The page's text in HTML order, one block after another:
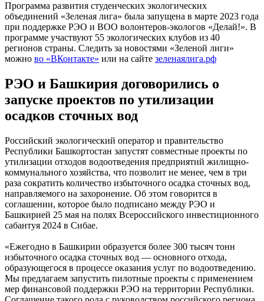
Программа развития студенческих экологических
объединений «Зеленая лига» была запущена в марте 2023 года
при поддержке РЭО и ВОО волонтеров-экологов «Делай!». В
программе участвуют 55 экологических клубов из 40
регионов страны. Следить за новостями «Зеленой лиги»
можно во «ВКонтакте» или на сайте зеленаялига.рф
РЭО и Башкирия договорились о
запуске проектов по утилизации
осадков сточных вод
Российский экологический оператор и правительство
Республики Башкортостан запустят совместные проекты по
утилизации отходов водоотведения предприятий жилищно-
коммунального хозяйства, что позволит не менее, чем в три
раза сократить количество избыточного осадка сточных вод,
направляемого на захоронение. Об этом говорится в
соглашении, которое было подписано между РЭО и
Башкирией 25 мая на полях Всероссийского инвестиционного
сабантуя 2024 в Сибае.
«Ежегодно в Башкирии образуется более 300 тысяч тонн
избыточного осадка сточных вод — основного отхода,
образующегося в процессе оказания услуг по водоотведению.
Мы предлагаем запустить пилотные проекты с применением
мер финансовой поддержки РЭО на территории Республики.